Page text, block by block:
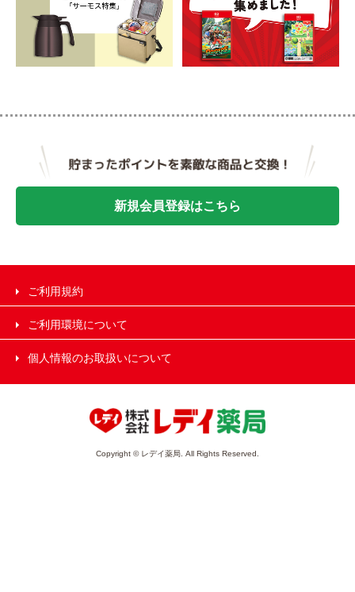
新規会員登録はこちら
ご利用規約
ご利用環境について
個人情報のお取扱いについて
Copyright © レデイ薬局. All Rights Reserved.